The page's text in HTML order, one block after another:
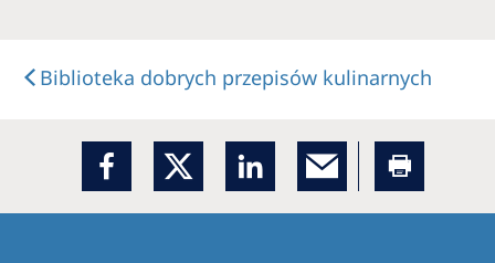
Biblioteka dobrych przepisów kulinarnych